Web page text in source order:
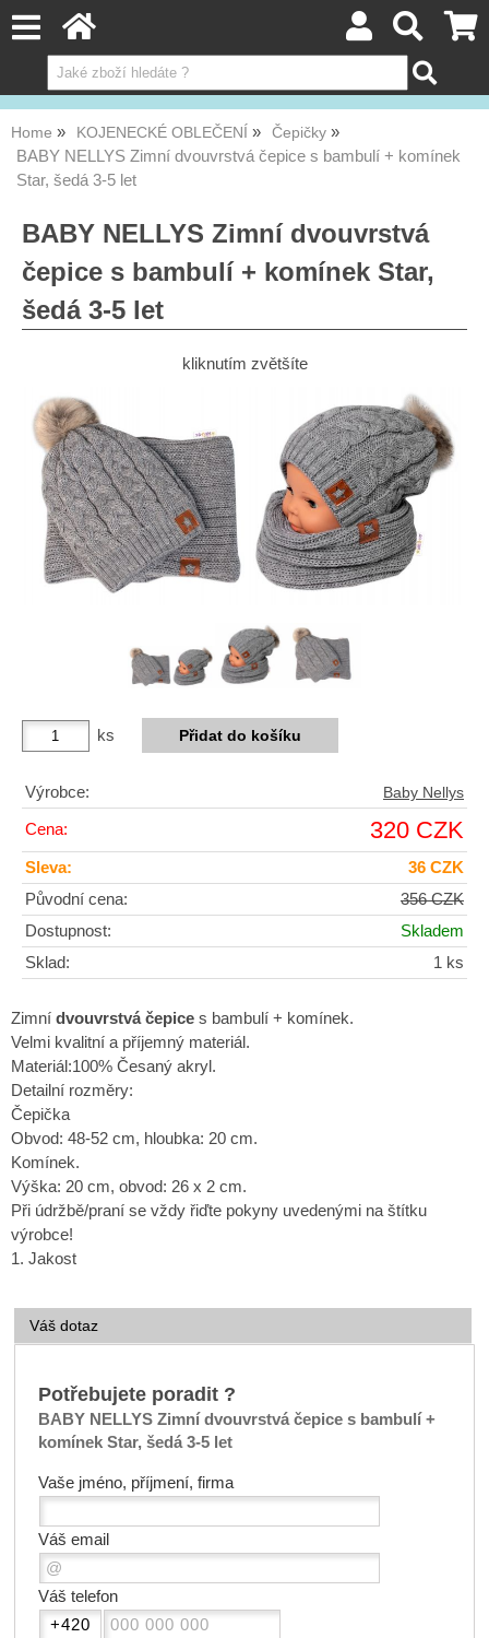
Home KOJENECKÉ OBLEČENÍ Čepičky
BABY NELLYS Zimní dvouvrstvá čepice s bambulí + komínek
Star, šedá 3-5 let
BABY NELLYS Zimní dvouvrstvá
čepice s bambulí + komínek Star,
šedá 3-5 let
kliknutím zvětšíte
ks
Výrobce: Baby Nellys
Cena: 320 CZK
Sleva:
36 CZK
Původní cena:
356 CZK
Dostupnost:
Skladem
Sklad:
1 ks
Zimní dvouvrstvá čepice s bambulí + komínek.
Velmi kvalitní a příjemný materiál.
Materiál:100% Česaný akryl.
Detailní rozměry:
Čepička
Obvod: 48-52 cm, hloubka: 20 cm.
Komínek.
Výška: 20 cm, obvod: 26 x 2 cm.
Při údržbě/praní se vždy řiďte pokyny uvedenými na štítku
výrobce!
1. Jakost
Váš dotaz
Potřebujete poradit ?
BABY NELLYS Zimní dvouvrstvá čepice s bambulí +
komínek Star, šedá 3-5 let
Vaše jméno, příjmení, firma
Váš email
Váš telefon